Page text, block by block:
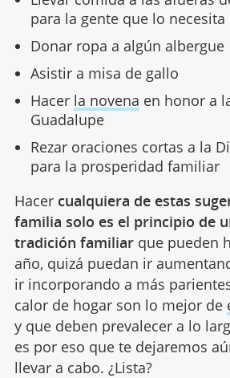
para la gente que lo necesita
Donar ropa a algún albergue
Asistir a misa de gallo
Hacer la novena en honor a
Guadalupe
Rezar oraciones cortas a la
para la prosperidad familiar
Hacer cualquiera de estas
familia solo es el principio de
tradición familiarque pueden
año, quizá puedan ir
ir incorporando a más
calor de hogar son lo mejor de
y que deben prevalecer a lo
es por eso que te dejaremos
llevar a cabo. ¿Lista?